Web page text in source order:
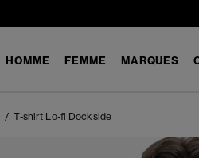
HOMME FEMME MARQUES
T-shirt Lo-fi Dockside